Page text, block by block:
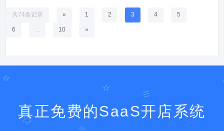
次商业模式的大调整2021年得有店系统全免费开放开
共74条记录 « 1 2 3 4 5
6 ... 10 »
真正免费的SaaS开店系统